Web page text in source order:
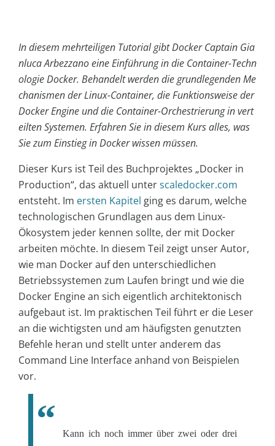
In diesem mehrteiligen Tutorial gibt Docker Captain Gia
nluca Arbezzano eine Einführung in die Container-Techn
ologie Docker. Behandelt werden die grundlegenden Me
chanismen der Linux-Container, die Funktionsweise der
Docker Engine und die Container-Orchestrierung in vert
eilten Systemen. Erfahren Sie in diesem Kurs alles, was
Sie zum Einstieg in Docker wissen müssen.
Dieser Kurs ist Teil des Buchprojektes „Docker in
Production“, das aktuell unterscaledocker.com
entsteht. Im ersten Kapitel ging es darum, welche
technologischen Grundlagen aus dem Linux-
Ökosystem jeder kennen sollte, der mit Docker
arbeiten möchte. In diesem Teil zeigt unser Autor,
wie man Docker auf den unterschiedlichen
Betriebssystemen zum Laufen bringt und wie die
Docker Engine an sich eigentlich architektonisch
aufgebaut ist. Im praktischen Teil führt er die Leser
an die wichtigsten und am häufigsten genutzten
Befehle heran und stellt unter anderem das
Command Line Interface anhand von Beispielen
vor.
Kann ich noch immer über zwei oder drei